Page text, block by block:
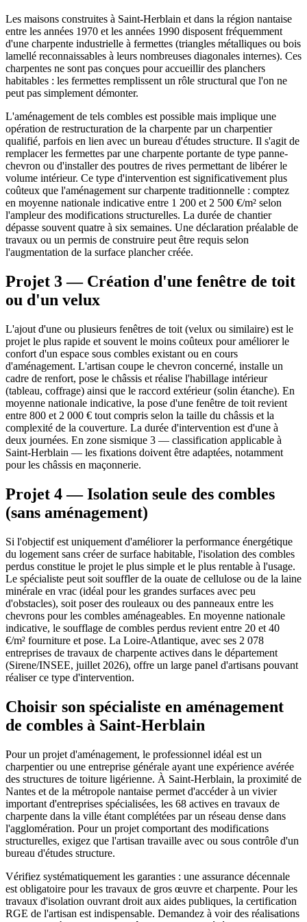
Les maisons construites à Saint-Herblain et dans la région nantaise
entre les années 1970 et les années 1990 disposent fréquemment
d'une charpente industrielle à fermettes (triangles métalliques ou bois
lamellé reconnaissables à leurs nombreuses diagonales internes). Ces
charpentes ne sont pas conçues pour accueillir des planchers
habitables : les fermettes remplissent un rôle structural que l'on ne
peut pas simplement démonter.
L'aménagement de tels combles est possible mais implique une
opération de restructuration de la charpente par un charpentier
qualifié, parfois en lien avec un bureau d'études structure. Il s'agit de
remplacer les fermettes par une charpente portante de type panne-
chevron ou d'installer des poutres de rives permettant de libérer le
volume intérieur. Ce type d'intervention est significativement plus
coûteux que l'aménagement sur charpente traditionnelle : comptez
en moyenne nationale indicative entre 1 200 et 2 500 €/m² selon
l'ampleur des modifications structurelles. La durée de chantier
dépasse souvent quatre à six semaines. Une déclaration préalable de
travaux ou un permis de construire peut être requis selon
l'augmentation de la surface plancher créée.
Projet 3 — Création d'une fenêtre de toit
ou d'un velux
L'ajout d'une ou plusieurs fenêtres de toit (velux ou similaire) est le
projet le plus rapide et souvent le moins coûteux pour améliorer le
confort d'un espace sous combles existant ou en cours
d'aménagement. L'artisan coupe le chevron concerné, installe un
cadre de renfort, pose le châssis et réalise l'habillage intérieur
(tableau, coffrage) ainsi que le raccord extérieur (solin étanche). En
moyenne nationale indicative, la pose d'une fenêtre de toit revient
entre 800 et 2 000 € tout compris selon la taille du châssis et la
complexité de la couverture. La durée d'intervention est d'une à
deux journées. En zone sismique 3 — classification applicable à
Saint-Herblain — les fixations doivent être adaptées, notamment
pour les châssis en maçonnerie.
Projet 4 — Isolation seule des combles
(sans aménagement)
Si l'objectif est uniquement d'améliorer la performance énergétique
du logement sans créer de surface habitable, l'isolation des combles
perdus constitue le projet le plus simple et le plus rentable à l'usage.
Le spécialiste peut soit souffler de la ouate de cellulose ou de la laine
minérale en vrac (idéal pour les grandes surfaces avec peu
d'obstacles), soit poser des rouleaux ou des panneaux entre les
chevrons pour les combles aménageables. En moyenne nationale
indicative, le soufflage de combles perdus revient entre 20 et 40
€/m² fourniture et pose. La Loire-Atlantique, avec ses 2 078
entreprises de travaux de charpente actives dans le département
(Sirene/INSEE, juillet 2026), offre un large panel d'artisans pouvant
réaliser ce type d'intervention.
Choisir son spécialiste en aménagement
de combles à Saint-Herblain
Pour un projet d'aménagement, le professionnel idéal est un
charpentier ou une entreprise générale ayant une expérience avérée
des structures de toiture ligérienne. À Saint-Herblain, la proximité de
Nantes et de la métropole nantaise permet d'accéder à un vivier
important d'entreprises spécialisées, les 68 actives en travaux de
charpente dans la ville étant complétées par un réseau dense dans
l'agglomération. Pour un projet comportant des modifications
structurelles, exigez que l'artisan travaille avec ou sous contrôle d'un
bureau d'études structure.
Vérifiez systématiquement les garanties : une assurance décennale
est obligatoire pour les travaux de gros œuvre et charpente. Pour les
travaux d'isolation ouvrant droit aux aides publiques, la certification
RGE de l'artisan est indispensable. Demandez à voir des réalisations